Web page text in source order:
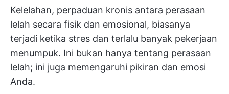
Kelelahan, perpaduan kronis antara perasaan
lelah secara fisik dan emosional, biasanya
terjadi ketika stres dan terlalu banyak pekerjaan
menumpuk. Ini bukan hanya tentang perasaan
lelah; ini juga memengaruhi pikiran dan emosi
Anda.